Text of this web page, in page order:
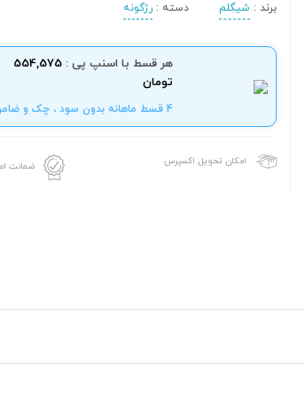
برند : شیگلم دسته :رژگونه
هر قسط با اسنپ پی : 554,575
تومان
4 قسط ماهانه بدون سود ، چک و ضامن .
امکان تحویل اکسپرس ضمانت